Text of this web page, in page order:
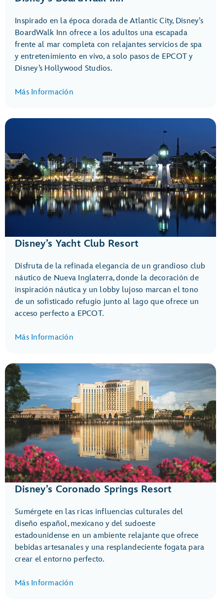
Inspirado en la época dorada de Atlantic City, Disney’s
BoardWalk Inn ofrece a los adultos una escapada
frente al mar completa con relajantes servicios de spa
y entretenimiento en vivo, a solo pasos de EPCOT y
Disney’s Hollywood Studios.
Más Información
Disney’s Yacht Club Resort
Disfruta de la refinada elegancia de un grandioso club
náutico de Nueva Inglaterra, donde la decoración de
inspiración náutica y un lobby lujoso marcan el tono
de un sofisticado refugio junto al lago que ofrece un
acceso perfecto a EPCOT.
Más Información
Disney’s Coronado Springs Resort
Sumérgete en las ricas influencias culturales del
diseño español, mexicano y del sudoeste
estadounidense en un ambiente relajante que ofrece
bebidas artesanales y una resplandeciente fogata para
crear el entorno perfecto.
Más Información